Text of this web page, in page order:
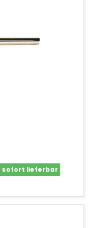
sofort lieferbar